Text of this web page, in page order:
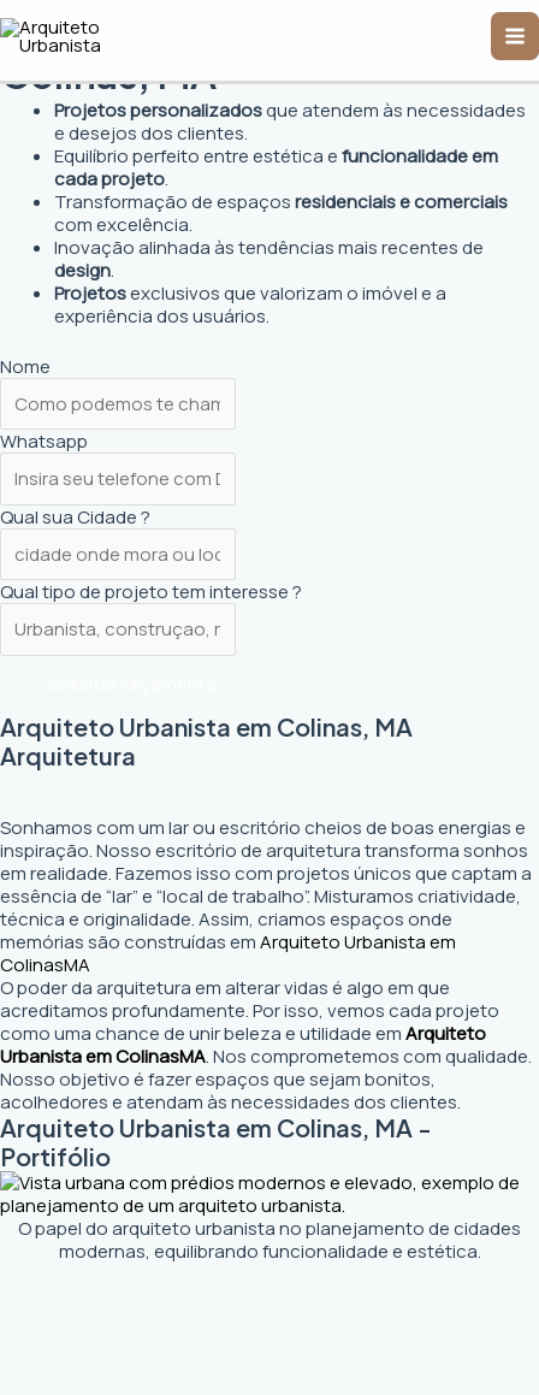
para
conteúdo
Arquiteto Urbanista em
Colinas, MA
Projetos personalizadosque atendem às necessidades
e desejos dos clientes.
Equilíbrio perfeito entre estética efuncionalidade em
cada projeto.
Transformação de espaçosresidenciais e comerciais
com excelência.
Inovação alinhada às tendências mais recentes de
design.
Projetosexclusivos que valorizam o imóvel e a
experiência dos usuários.
Nome
Whatsapp
Qual sua Cidade ?
Qual tipo de projeto tem interesse ?
Arquiteto Urbanista em Colinas, MA
Arquitetura
Sonhamos com um lar ou escritório cheios de boas energias e
inspiração. Nosso escritório de arquitetura transforma sonhos
em realidade. Fazemos isso com projetos únicos que captam a
essência de “lar” e “local de trabalho”. Misturamos criatividade,
técnica e originalidade. Assim, criamos espaços onde
memórias são construídas emArquiteto Urbanista em
ColinasMA
O poder da arquitetura em alterar vidas é algo em que
acreditamos profundamente. Por isso, vemos cada projeto
como uma chance de unir beleza e utilidade emArquiteto
Urbanista em ColinasMA. Nos comprometemos com qualidade.
Nosso objetivo é fazer espaços que sejam bonitos,
acolhedores e atendam às necessidades dos clientes.
Arquiteto Urbanista em Colinas, MA -
Portifólio
O papel do arquiteto urbanista no planejamento de cidades
modernas, equilibrando funcionalidade e estética.